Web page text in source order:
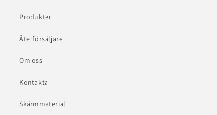
Produkter
Återförsäljare
Om oss
Kontakta
Skärmmaterial